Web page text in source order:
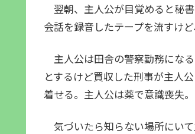
翌朝、主人公が目覚めると秘
会話を録音したテープを流すけ
主人公は田舎の警察勤務にな
とするけど買収した刑事が主人
着せる。主人公は薬で意識喪失。
気づいたら知らない場所にい